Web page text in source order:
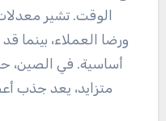
الوقت. تشير
ورضا العملاء، بينما
أساسية. في الصين،
متزايد، يعد جذب